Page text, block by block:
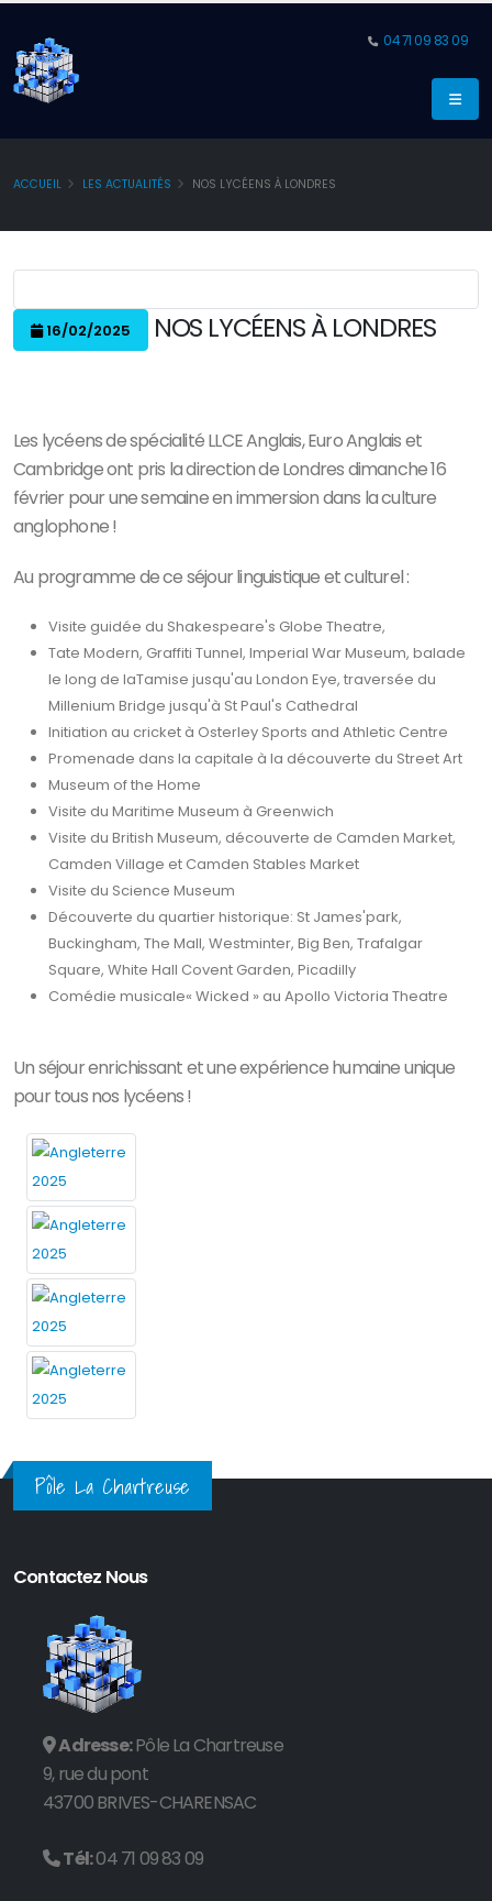
04 71 09 83 09
ACCUEIL LES ACTUALITÉS NOS LYCÉENS À LONDRES
16/02/2025 NOS LYCÉENS À LONDRES
Les lycéens de spécialité LLCE Anglais, Euro Anglais et
Cambridge ont pris la direction de Londres dimanche 16
février pour une semaine en immersion dans la culture
anglophone !
Au programme de ce séjour linguistique et culturel :
Visite guidée du Shakespeare's Globe Theatre,
Tate Modern, Graffiti Tunnel, Imperial War Museum, balade
le long de laTamise jusqu'au London Eye, traversée du
Millenium Bridge jusqu'à St Paul's Cathedral
Initiation au cricket à Osterley Sports and Athletic Centre
Promenade dans la capitale à la découverte du Street Art
Museum of the Home
Visite du Maritime Museum à Greenwich
Visite du British Museum, découverte de Camden Market,
Camden Village et Camden Stables Market
Visite du Science Museum
Découverte du quartier historique: St James'park,
Buckingham, The Mall, Westminter, Big Ben, Trafalgar
Square, White Hall Covent Garden, Picadilly
Comédie musicale« Wicked » au Apollo Victoria Theatre
Un séjour enrichissant et une expérience humaine unique
pour tous nos lycéens !
Pôle La Chartreuse
Contactez Nous
Adresse:Pôle La Chartreuse
9, rue du pont
43700 BRIVES-CHARENSAC
Tél:04 71 09 83 09